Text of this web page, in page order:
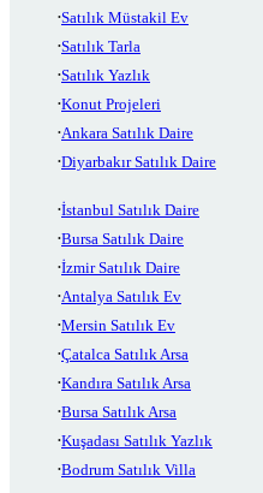
Satılık Müstakil Ev
Satılık Tarla
Satılık Yazlık
Konut Projeleri
Ankara Satılık Daire
Diyarbakır Satılık Daire
İstanbul Satılık Daire
Bursa Satılık Daire
İzmir Satılık Daire
Antalya Satılık Ev
Mersin Satılık Ev
Çatalca Satılık Arsa
Kandıra Satılık Arsa
Bursa Satılık Arsa
Kuşadası Satılık Yazlık
Bodrum Satılık Villa